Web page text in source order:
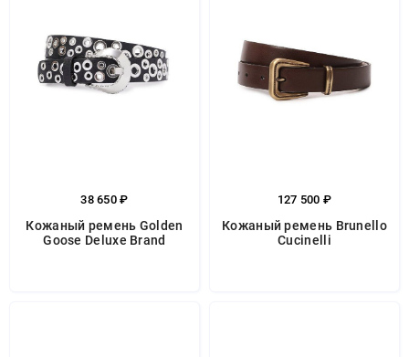
38 650 ₽
Кожаный ремень Golden
Goose Deluxe Brand
127 500 ₽
Кожаный ремень Brunello
Cucinelli